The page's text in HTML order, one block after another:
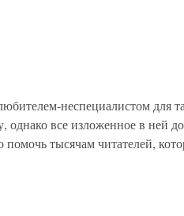
неспециалистом для
все изложенное в ней
тысячам читателей,